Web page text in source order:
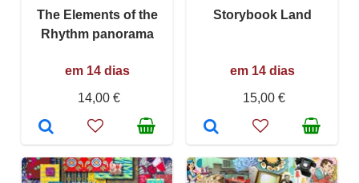
The Elements of the
Rhythm panorama
em 14 dias
14,00 €
Storybook Land
em 14 dias
15,00 €